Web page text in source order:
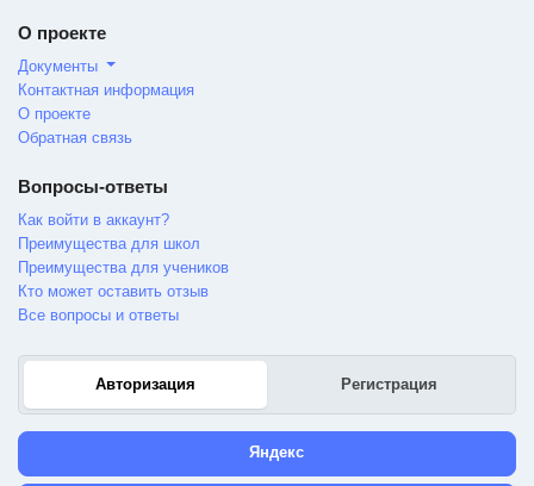
О проекте
Документы
Контактная информация
О проекте
Обратная связь
Вопросы-ответы
Как войти в аккаунт?
Преимущества для школ
Преимущества для учеников
Кто может оставить отзыв
Все вопросы и ответы
Авторизация Регистрация
Яндекс